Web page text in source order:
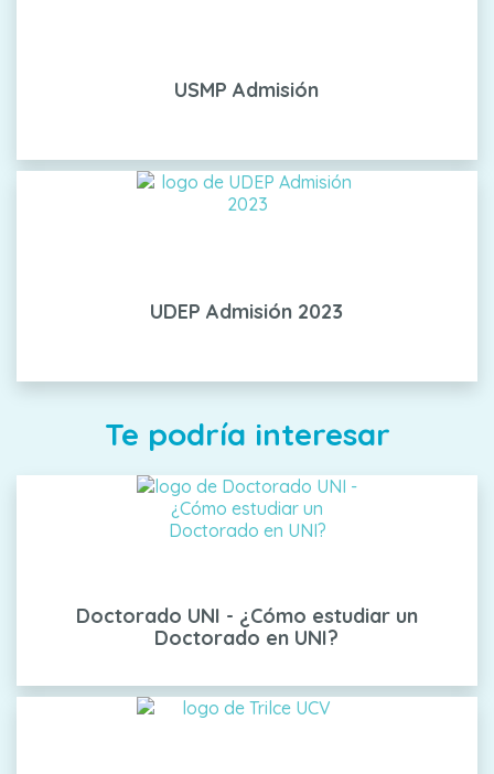
USMP Admisión
UDEP Admisión 2023
Te podría interesar
Doctorado UNI - ¿Cómo estudiar un
Doctorado en UNI?